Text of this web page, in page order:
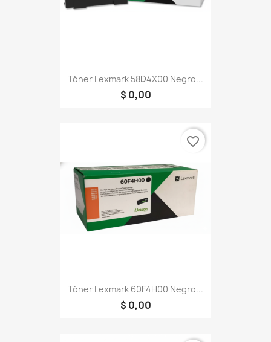
Tóner Lexmark 58D4X00 Negro...
$ 0,00
Tóner Lexmark 60F4H00 Negro...
$ 0,00
favorite_border